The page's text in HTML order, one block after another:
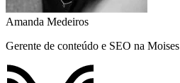
Amanda Medeiros
Gerente de conteúdo e SEO na Moises